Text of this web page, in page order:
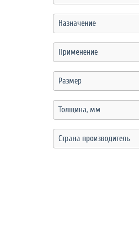
Назначение
Применение
Размер
Толщина, мм
Страна производитель